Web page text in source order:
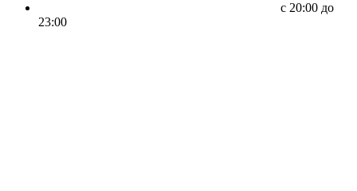
c 20:00 до
23:00